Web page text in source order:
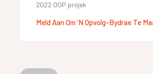
2022 OOP projek
Meld Aan Om 'n Opvolg-Bydrae Te